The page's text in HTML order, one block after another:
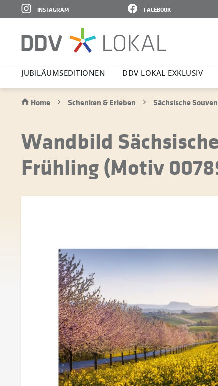
FACEBOOK
INSTAGRAM
JUBI­LÄ­UMS­E­DI­TIONEN DDV LOKAL EXKLUSIV
Home Schenken & Erleben Sächsische
Wandbild
Frühling (Motiv